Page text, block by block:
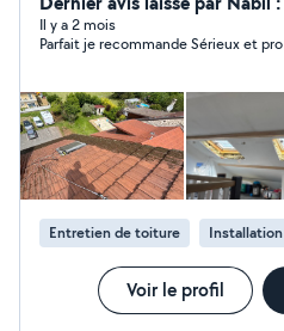
votre budget. Devis rapide et
décennale Disponible
Il y a 2 mois
Parfait je recommande Sérieux et pro
Entretien de toiture
Voir le profil